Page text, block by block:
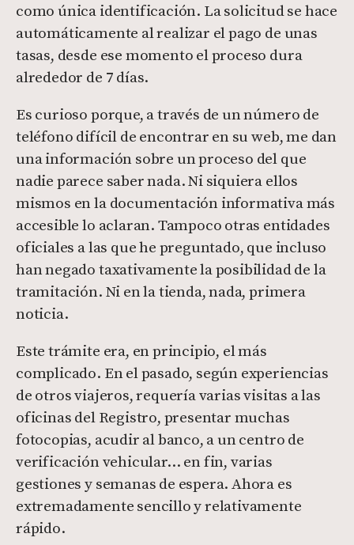
como única identificación. La solicitud se hace
automáticamente al realizar el pago de unas
tasas, desde ese momento el proceso dura
alrededor de 7 días.
Es curioso porque, a través de un número de
teléfono difícil de encontrar en su web, me dan
una información sobre un proceso del que
nadie parece saber nada. Ni siquiera ellos
mismos en la documentación informativa más
accesible lo aclaran. Tampoco otras entidades
oficiales a las que he preguntado, que incluso
han negado taxativamente la posibilidad de la
tramitación. Ni en la tienda, nada, primera
noticia.
Este trámite era, en principio, el más
complicado. En el pasado, según experiencias
de otros viajeros, requería varias visitas a las
oficinas del Registro, presentar muchas
fotocopias, acudir al banco, a un centro de
verificación vehicular… en fin, varias
gestiones y semanas de espera. Ahora es
extremadamente sencillo y relativamente
rápido.